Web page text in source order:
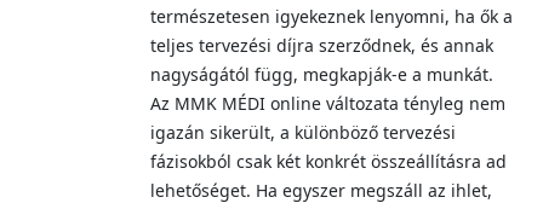
természetesen igyekeznek lenyomni, ha ők a
teljes tervezési díjra szerződnek, és annak
nagyságától függ, megkapják-e a munkát.
Az MMK MÉDI online változata tényleg nem
igazán sikerült, a különböző tervezési
fázisokból csak két konkrét összeállításra ad
lehetőséget. Ha egyszer megszáll az ihlet,